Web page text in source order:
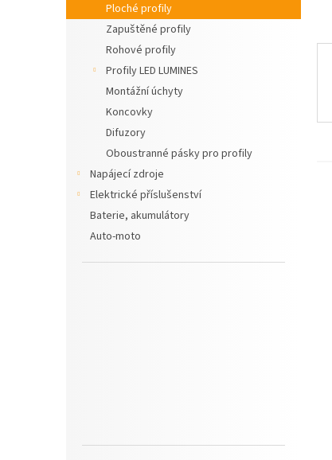
Ploché profily
Zapuštěné profily
Rohové profily
Profily LED LUMINES
Montážní úchyty
Koncovky
Difuzory
Oboustranné pásky pro profily
Napájecí zdroje
Elektrické příslušenství
Baterie, akumulátory
Auto-moto